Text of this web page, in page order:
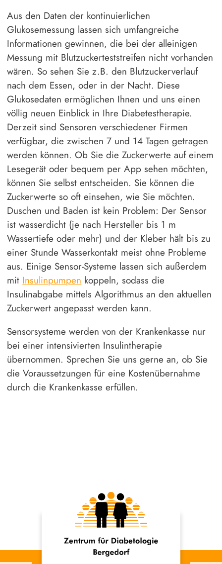
Aus den Daten der kontinuierlichen
Glukosemessung lassen sich umfangreiche
Informationen gewinnen, die bei der alleinigen
Messung mit Blutzuckerteststreifen nicht vorhanden
wären. So sehen Sie z.B. den Blutzuckerverlauf
nach dem Essen, oder in der Nacht. Diese
Glukosedaten ermöglichen Ihnen und uns einen
völlig neuen Einblick in Ihre Diabetestherapie.
Derzeit sind Sensoren verschiedener Firmen
verfügbar, die zwischen 7 und 14 Tagen getragen
werden können. Ob Sie die Zuckerwerte auf einem
Lesegerät oder bequem per App sehen möchten,
können Sie selbst entscheiden. Sie können die
Zuckerwerte so oft einsehen, wie Sie möchten.
Duschen und Baden ist kein Problem: Der Sensor
ist wasserdicht (je nach Hersteller bis 1 m
Wassertiefe oder mehr) und der Kleber hält bis zu
einer Stunde Wasserkontakt meist ohne Probleme
aus. Einige Sensor-Systeme lassen sich außerdem
mit Insulinpumpen koppeln, sodass die
Insulinabgabe mittels Algorithmus an den aktuellen
Zuckerwert angepasst werden kann.
Sensorsysteme werden von der Krankenkasse nur
bei einer intensivierten Insulintherapie
übernommen. Sprechen Sie uns gerne an, ob Sie
die Voraussetzungen für eine Kostenübernahme
durch die Krankenkasse erfüllen.